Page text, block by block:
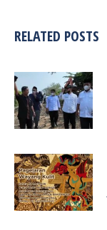
RELATED POSTS